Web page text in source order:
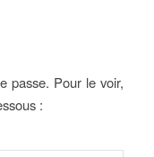
passe. Pour le voir,
: